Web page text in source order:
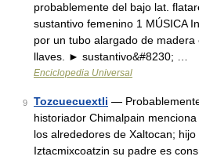
probablemente del bajo lat.
sustantivo femenino 1 MÚSICA
por un tubo alargado de
llaves. ► sustantivo&#8230; …
Enciclopedia Universal
9 Tozcuecuextli —
historiador Chimalpain
los alrededores de Xaltocan;
Iztacmixcoatzin su padre es